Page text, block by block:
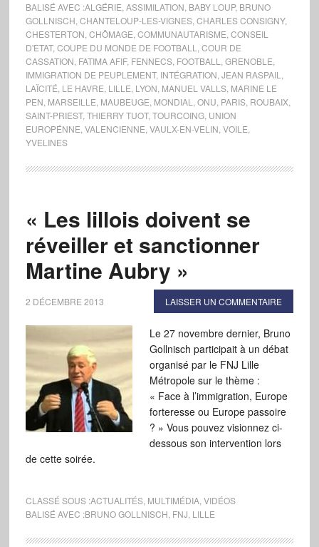
BALISÉ AVEC :ALGÉRIE ASSIMILATION BABY LOUP, BRUNO
GOLLNISCH CHANTELOUP-LES-VIGNES, CHARLES CONSIGNY,
CHESTERTON CHÔMAGE COMMUNAUTARISME CONSEIL
D'ETAT, COUPE DU MONDE DE FOOTBALL
COUR DE
CASSATION FATIMA AFIF, FENNECS, FOOTBALL GRENOBLE
IMMIGRATION DE PEUPLEMENT, INTÉGRATION JEAN RASPAIL
LAÏCITÉ LE HAVRE LILLE LYON MANUEL VALLS, MARINE LE
PEN MARSEILLE MAUBEUGE MONDIAL ONU PARIS, ROUBAIX,
SAINT-PRIEST, THIERRY TUOT, TOURCOING, UNION
EUROPÉNNE VALENCIENNE VAULX-EN-VELIN VOILE
YVELINES
« Les lillois doivent se
réveiller et sanctionner
Martine Aubry »
2 DÉCEMBRE 2013 LAISSER UN COMMENTAIRE
Le 27 novembre dernier, Bruno
Gollnisch participait à un débat
organisé par le FNJ Lille
Métropole sur le thème :
« Face à l’immigration, Europe
forteresse ou Europe passoire
? » Vous pouvez visionnez ci-
dessous son intervention lors
de cette soirée.
CLASSÉ SOUS :ACTUALITÉS, MULTIMÉDIA, VIDÉOS
BALISÉ AVEC :BRUNO GOLLNISCH FNJ LILLE